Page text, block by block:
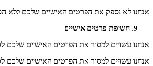
אנחנו לא נספק את הפרטים האישיים שלכם ללא
חשיפת פרטים אישיים
אנחנו עשויים למסור את הפרטים האישיים שלכם
אנחנו עשויים למסור את הפרטים האישיים שלכם